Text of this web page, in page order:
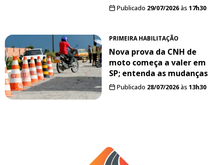
Publicado 29/07/2026às 17h30
PRIMEIRA HABILITAÇÃO
Nova prova da CNH de
moto começa a valer em
SP; entenda as mudanças
Publicado 28/07/2026às 13h30